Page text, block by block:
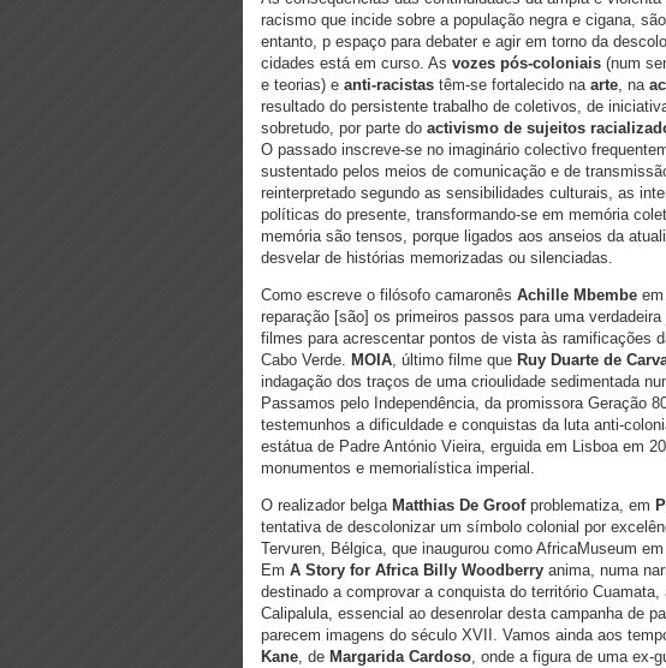
racismo que incide sobre a população negra e cigana,
entanto, p espaço para debater e agir em torno da
cidades está em curso. As vozes pós-coloniais (num
e teorias) e anti-racistas têm-se fortalecido na arte, na
resultado do persistente trabalho de coletivos, de
sobretudo, por parte do activismo de sujeitos
O passado inscreve-se no imaginário colectivo
sustentado pelos meios de comunicação e de
reinterpretado segundo as sensibilidades culturais, as
políticas do presente, transformando-se em memória
memória são tensos, porque ligados aos anseios da
desvelar de histórias memorizadas ou silenciadas.
Como escreve o filósofo camaronês Achille Mbembe
reparação [são] os primeiros passos para uma
filmes para acrescentar pontos de vista às ramificações
Cabo Verde. MOIA, último filme que Ruy Duarte de
indagação dos traços de uma crioulidade sedimentada
Passamos pelo Independência, da promissora Geração
testemunhos a dificuldade e conquistas da luta anti-
estátua de Padre António Vieira, erguida em Lisboa em
monumentos e memorialística imperial.
O realizador belga Matthias De Groofproblematiza, em
tentativa de descolonizar um símbolo colonial por
Tervuren, Bélgica, que inaugurou como AfricaMuseum
Em A Story for Africa Billy Woodberry anima, numa
destinado a comprovar a conquista do território
Calipalula, essencial ao desenrolar desta campanha de
parecem imagens do século XVII. Vamos ainda aos
Kane, de Margarida Cardoso, onde a figura de uma ex-